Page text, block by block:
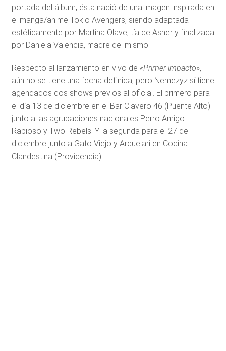
portada del álbum, ésta nació de una imagen inspirada en
el manga/anime Tokio Avengers, siendo adaptada
estéticamente por Martina Olave, tía de Asher y finalizada
por Daniela Valencia, madre del mismo.
Respecto al lanzamiento en vivo de «Primer impacto»,
aún no se tiene una fecha definida, pero Nemezyz sí tiene
agendados dos shows previos al oficial. El primero para
el día 13 de diciembre en el Bar Clavero 46 (Puente Alto)
junto a las agrupaciones nacionales Perro Amigo
Rabioso y Two Rebels. Y la segunda para el 27 de
diciembre junto a Gato Viejo y Arquelari en Cocina
Clandestina (Providencia).